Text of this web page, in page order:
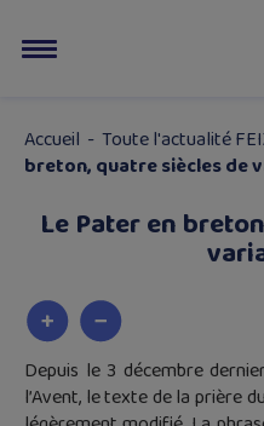
Accueil - Toute l'actualité
breton, quatre siècles de
Le Pater en
Depuis le 3 décembre
l’Avent, le texte de la prière du